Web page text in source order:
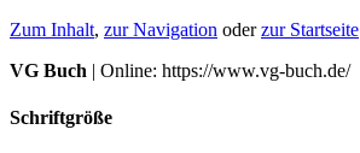
Zum Inhalt, zur Navigation oderzur Startseite
VG Buch | Online: https://www.vg-buch.de/
Schriftgröße